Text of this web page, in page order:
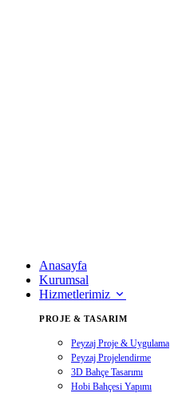
Anasayfa
Kurumsal
Hizmetlerimiz
PROJE & TASARIM
Peyzaj Proje & Uygulama
Peyzaj Projelendirme
3D Bahçe Tasarımı
Hobi Bahçesi Yapımı